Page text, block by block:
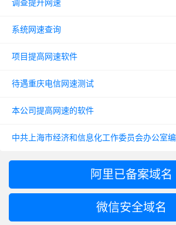
调查提升网速
系统网速查询
项目提高网速软件
待遇重庆电信网速测试
本公司提高网速的软件
中共上海市经济和信息化工作委员会办公室编
阿里已备案域名
微信安全域名